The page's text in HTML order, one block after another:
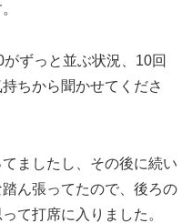
ずっと並ぶ状況、10回
ちから聞かせてくださ
ましたし、その後に続い
ん張ってたので、後ろの
て打席に入りました。